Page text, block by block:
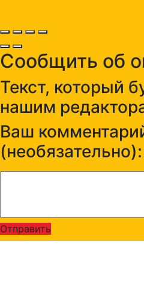
Сообщить об
Текст, который
нашим
Ваш
(необязательно):
Отправить